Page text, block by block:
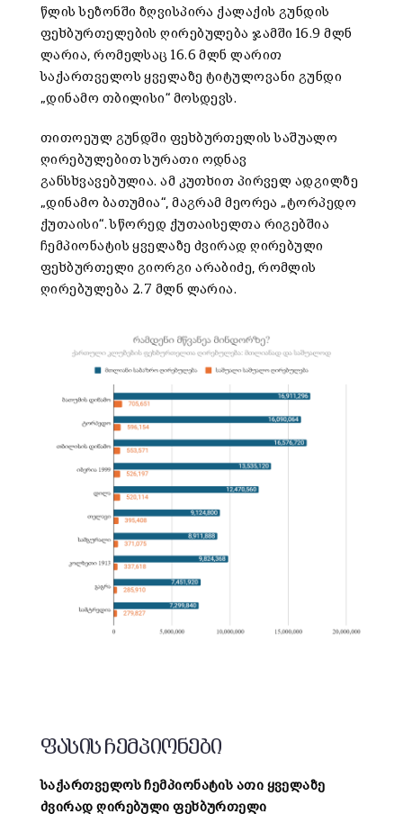
წლის სეზონში ზღვისპირა ქალაქის გუნდის
ფეხბურთელების ღირებულება ჯამში 16.9 მლნ
ლარია, რომელსაც 16.6 მლნ ლარით
საქართველოს ყველაზე ტიტულოვანი გუნდი
„დინამო თბილისი“ მოსდევს.
თითოეულ გუნდში ფეხბურთელის საშუალო
ღირებულებით სურათი ოდნავ
განსხვავებულია. ამ კუთხით პირველ ადგილზე
„დინამო ბათუმია“, მაგრამ მეორეა „ტორპედო
ქუთაისი“. სწორედ ქუთაისელთა რიგებშია
ჩემპიონატის ყველაზე ძვირად ღირებული
ფეხბურთელი გიორგი არაბიძე, რომლის
ღირებულება 2.7 მლნ ლარია.
ფასის ჩემპიონები
საქართველოს ჩემპიონატის ათი ყველაზე
ძვირად ღირებული ფეხბურთელი